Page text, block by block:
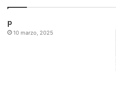
p
10 marzo, 2025